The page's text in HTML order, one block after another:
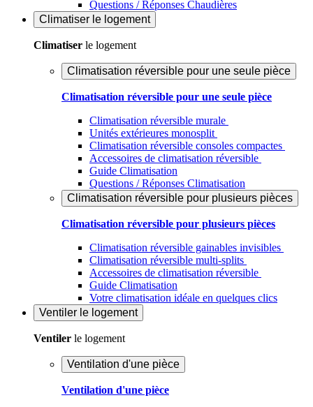
Questions / Réponses Chaudières
Climatiser le logement
Climatiser le logement
Climatisation réversible pour une seule pièce
Climatisation réversible pour une seule pièce
Climatisation réversible murale
Unités extérieures monosplit
Climatisation réversible consoles compactes
Accessoires de climatisation réversible
Guide Climatisation
Questions / Réponses Climatisation
Climatisation réversible pour plusieurs pièces
Climatisation réversible pour plusieurs pièces
Climatisation réversible gainables invisibles
Climatisation réversible multi-splits
Accessoires de climatisation réversible
Guide Climatisation
Votre climatisation idéale en quelques clics
Ventiler le logement
Ventiler le logement
Ventilation d'une pièce
Ventilation d'une pièce